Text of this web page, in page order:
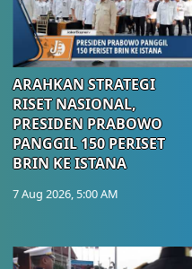
ARAHKAN STRATEGI
RISET NASIONAL,
PRESIDEN PRABOWO
PANGGIL 150 PERISET
BRIN KE ISTANA
7 Aug 2026, 5:00 AM